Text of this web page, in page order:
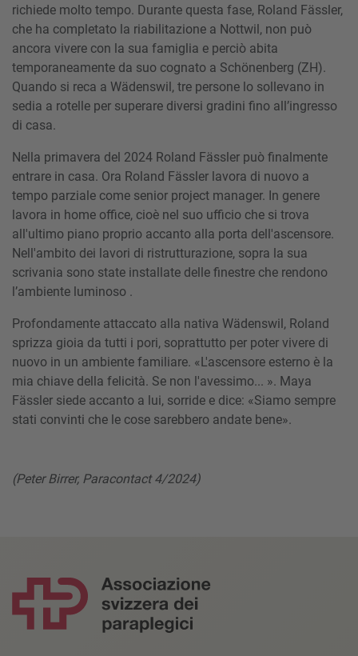
richiede molto tempo. Durante questa fase, Roland Fässler,
che ha completato la riabilitazione a Nottwil, non può
ancora vivere con la sua famiglia e perciò abita
temporaneamente da suo cognato a Schönenberg (ZH).
Quando si reca a Wädenswil, tre persone lo sollevano in
sedia a rotelle per superare diversi gradini fino all’ingresso
di casa.
Nella primavera del 2024 Roland Fässler può finalmente
entrare in casa. Ora Roland Fässler lavora di nuovo a
tempo parziale come senior project manager. In genere
lavora in home office, cioè nel suo ufficio che si trova
all'ultimo piano proprio accanto alla porta dell'ascensore.
Nell'ambito dei lavori di ristrutturazione, sopra la sua
scrivania sono state installate delle finestre che rendono
l’ambiente luminoso .
Profondamente attaccato alla nativa Wädenswil, Roland
sprizza gioia da tutti i pori, soprattutto per poter vivere di
nuovo in un ambiente familiare. «L'ascensore esterno è la
mia chiave della felicità. Se non l'avessimo... ». Maya
Fässler siede accanto a lui, sorride e dice: «Siamo sempre
stati convinti che le cose sarebbero andate bene».
(Peter Birrer, Paracontact 4/2024)